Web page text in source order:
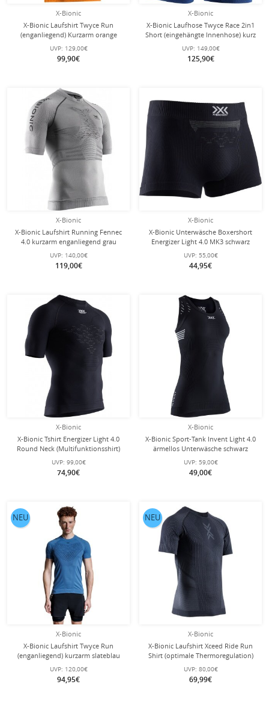
X-Bionic
X-Bionic Laufshirt Twyce Run
(enganliegend) Kurzarm orange
UVP: 129,00€
99,90€
X-Bionic
X-Bionic Laufhose Twyce Race 2in1
Short (eingehängte Innenhose) kurz
UVP: 149,00€
125,90€
X-Bionic
X-Bionic Laufshirt Running Fennec
4.0 kurzarm enganliegend grau
UVP: 140,00€
119,00€
X-Bionic
X-Bionic Unterwäsche Boxershort
Energizer Light 4.0 MK3 schwarz
UVP: 55,00€
44,95€
X-Bionic
X-Bionic Tshirt Energizer Light 4.0
Round Neck (Multifunktionsshirt)
Herren
UVP: 99,00€
74,90€
X-Bionic
X-Bionic Sport-Tank Invent Light 4.0
ärmellos Unterwäsche schwarz
UVP: 59,00€
49,00€
X-Bionic
X-Bionic Laufshirt Twyce Run
(enganliegend) kurzarm slateblau
UVP: 120,00€
94,95€
NEU
X-Bionic
X-Bionic Laufshirt Xceed Ride Run
Shirt (optimale Thermoregulation)
UVP: 80,00€
69,99€
NEU